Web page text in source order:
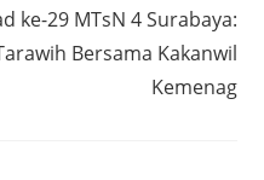
ke-29 MTsN 4 Surabaya:
Bersama Kakanwil
Kemenag